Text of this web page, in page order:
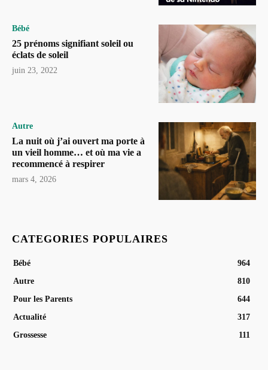
Bébé
25 prénoms signifiant soleil ou
éclats de soleil
juin 23, 2022
Autre
La nuit où j’ai ouvert ma porte à
un vieil homme… et où ma vie a
recommencé à respirer
mars 4, 2026
CATEGORIES POPULAIRES
Bébé
964
Autre
810
Pour les Parents
644
Actualité
317
Grossesse
111